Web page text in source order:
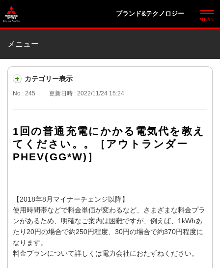
ブランド&テクノロジー
メニュー
カテゴリー表示
No : 245 更新日時 : 2022/11/24 15:24
1回の普通充電にかかる電気代を教え
てください。。［アウトランダー
PHEV(GG*W)］
【2018年8月マイナーチェンジ以降】
使用時間帯などで料金単価が変わるなど、さまざまな料金プラ
ンがあるため、明確なご案内は困難ですが、例えば、1kWhあ
たり20円の場合で約250円程度、30円の場合で約370円程度に
なります。
料金プランについて詳しくは電力会社におたずねください。